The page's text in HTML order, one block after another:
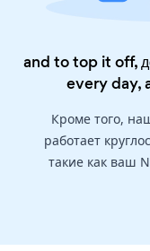
and to top it off,
every day,
Кроме того,
работает
такие как ваш